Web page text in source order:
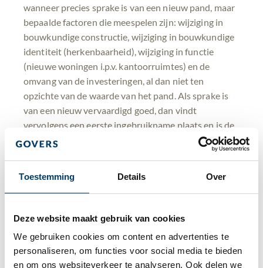
Toestemming Details Over
Deze website maakt gebruik van cookies
We gebruiken cookies om content en advertenties te
personaliseren, om functies voor social media te bieden
en om ons websiteverkeer te analyseren. Ook delen we
wanneer precies sprake is van een nieuw pand, maar
bepaalde factoren die meespelen zijn: wijziging in
bouwkundige constructie, wijziging in bouwkundige
identiteit (herkenbaarheid), wijziging in functie
(nieuwe woningen i.p.v. kantoorruimtes) en de
omvang van de investeringen, al dan niet ten
opzichte van de waarde van het pand. Als sprake is
van een nieuw vervaardigd goed, dan vindt
vervolgens een eerste ingebruikname plaats en is de
levering van een pand binnen twee jaar na de
ingebruikname btw-belast en vangt een nieuwe
Belangrijk om in het oog te houden, is dat wanneer
door te opteren voor belaste levering, voor de
afnemer een nieuwe herzieningstermijn begint te
lopen. Wanneer blijkt dat niet is voldaan aan de eisen
voor het opteren voor belaste levering wordt de